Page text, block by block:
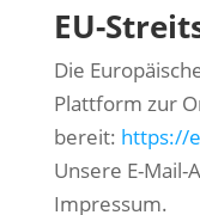
EU-
Die
Plattform zur
bereit: https://
Unsere E-Mail-
Impressum.